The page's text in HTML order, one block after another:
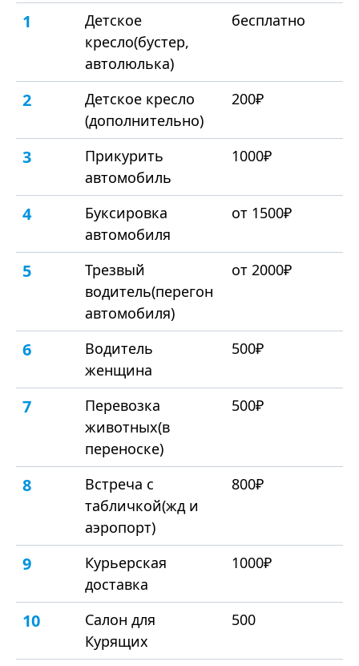
1
Детское
кресло(бустер,
автолюлька)
бесплатно
2
Детское кресло
(дополнительно)
200₽
3
Прикурить
автомобиль
1000₽
4
Буксировка
автомобиля
от 1500₽
5
Трезвый
водитель(перегон
автомобиля)
от 2000₽
6
Водитель
женщина
500₽
7
Перевозка
животных(в
переноске)
500₽
8
Встреча с
табличкой(жд и
аэропорт)
800₽
9
Курьерская
доставка
1000₽
10
Салон для
Курящих
500